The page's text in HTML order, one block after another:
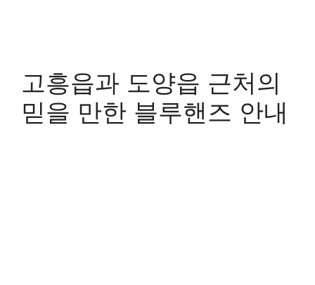
고흥읍과 도양읍 근처의
믿을 만한 블루핸즈 안내